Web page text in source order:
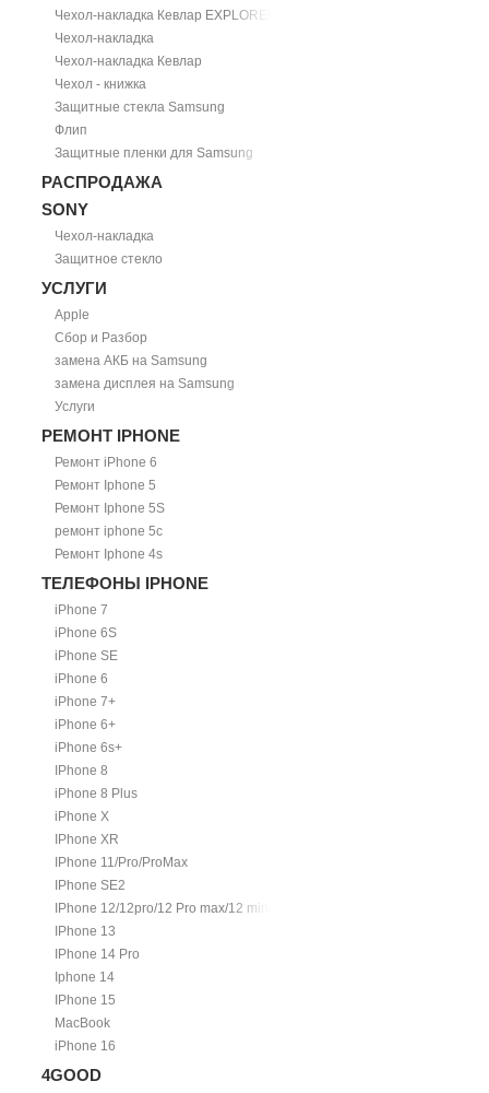
Чехол-накладка Кевлар EXPLORER
Чехол-накладка
Чехол-накладка Кевлар
Чехол - книжка
Защитные стекла Samsung
Флип
Защитные пленки для Samsung
РАСПРОДАЖА
SONY
Чехол-накладка
Защитное стекло
УСЛУГИ
Apple
Сбор и Разбор
замена АКБ на Samsung
замена дисплея на Samsung
Услуги
РЕМОНТ IPHONE
Ремонт iPhone 6
Ремонт Iphone 5
Ремонт Iphone 5S
ремонт iphone 5c
Ремонт Iphone 4s
ТЕЛЕФОНЫ IPHONE
iPhone 7
iPhone 6S
iPhone SE
iPhone 6
iPhone 7+
iPhone 6+
iPhone 6s+
IPhone 8
iPhone 8 Plus
iPhone X
IPhone XR
IPhone 11/Pro/ProMax
IPhone SE2
IPhone 12/12pro/12 Pro max/12 mini.
IPhone 13
IPhone 14 Pro
Iphone 14
IPhone 15
MacBook
iPhone 16
4GOOD